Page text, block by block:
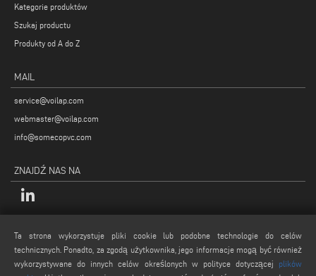
Kategorie produktów
Szukaj productu
Produkty od A do Z
MAIL
service@voilap.com
webmaster@voilap.com
info@somecopvc.com
ZNAJDŹ NAS NA
INFORMACJE PRAWNE
Polityka Prywatności
Nota prawne
Ta strona wykorzystuje pliki cookie lub podobne technologie do celów
technicznych. Ponadto, za zgodą użytkownika, jego informacje mogą być również
wykorzystywane do innych celów określonych w polityce dotyczącej plików